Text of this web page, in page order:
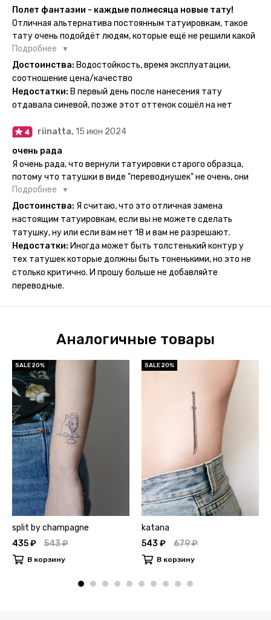
Полет фантазии - каждые полмесяца новые тату!
Отличная альтернатива постоянным татуировкам, такое
тату очень подойдёт людям, которые ещё не решили какой
эскиз им подойдёт на всю жизнь - продукт еверинк
держится на теле до 2 недель - после нанесения не нужно
бояться мочить такие тату, вода их так просто не смоет. К
рисункам прикладывается инструкция, но я предпочла
другой способ нанесения - оставила наклейку на теле на
ночь, чтобы точно перестраховаться - на утро эффект
сразу же проявился. На неподвижных частях тела тату
носится дольше, поэтому нужно обдуманно выбирать куда
её стоит наносить. Когда рисунок начнёт стираться -
водой спокойно можно убрать оставшийся контур.
Подробнее
Достоинства: Водостойкость, время эксплуатации,
соотношение цена/качество
Недостатки: В первый день после нанесения тату
отдавала синевой, позже этот оттенок сошёл на нет
riinatta, 15 июн 2024
очень рада
Я очень рада, что вернули татуировки старого образца,
потому что татушки в виде "переводнушек" не очень, они
просто не "усиживались", не те темнели, а после душа
вообще слазили, вот недавно сделала фризби дог и он
через сутки проявился и все ещё держится!! ну а 4 звезды
потому что у меня ещё очень много переводных
татуировок(
Подробнее
Достоинства: Я считаю, что это отличная замена
настоящим татуировкам, если вы не можете сделать
татушку, ну или если вам нет 18 и вам не разрешают.
Недостатки: Иногда может быть толстенький контур у
тех татушек которые должны быть тоненькими, но это не
столько критично. И прошу больше не добавляйте
переводные.
Аналогичные товары
SALE 20%
split by champagne
435 ₽
543 ₽
В корзину
SALE 20%
katana
543 ₽
679 ₽
В корзину